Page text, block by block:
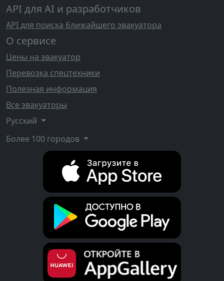
API для AI и разработчиков
API для поиска ближайшего эвакуатора
О сервисе
Цены на эвакуатор
Перевозка спецтехники
Полезная информация
Все эвакуаторы
Русский
Более 100 городов